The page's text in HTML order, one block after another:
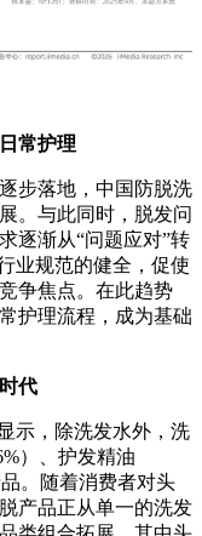
代
，除洗发水外，洗
）、护发精油
。随着消费者对头
类组合拓展，其中头
，推动行业从单品竞